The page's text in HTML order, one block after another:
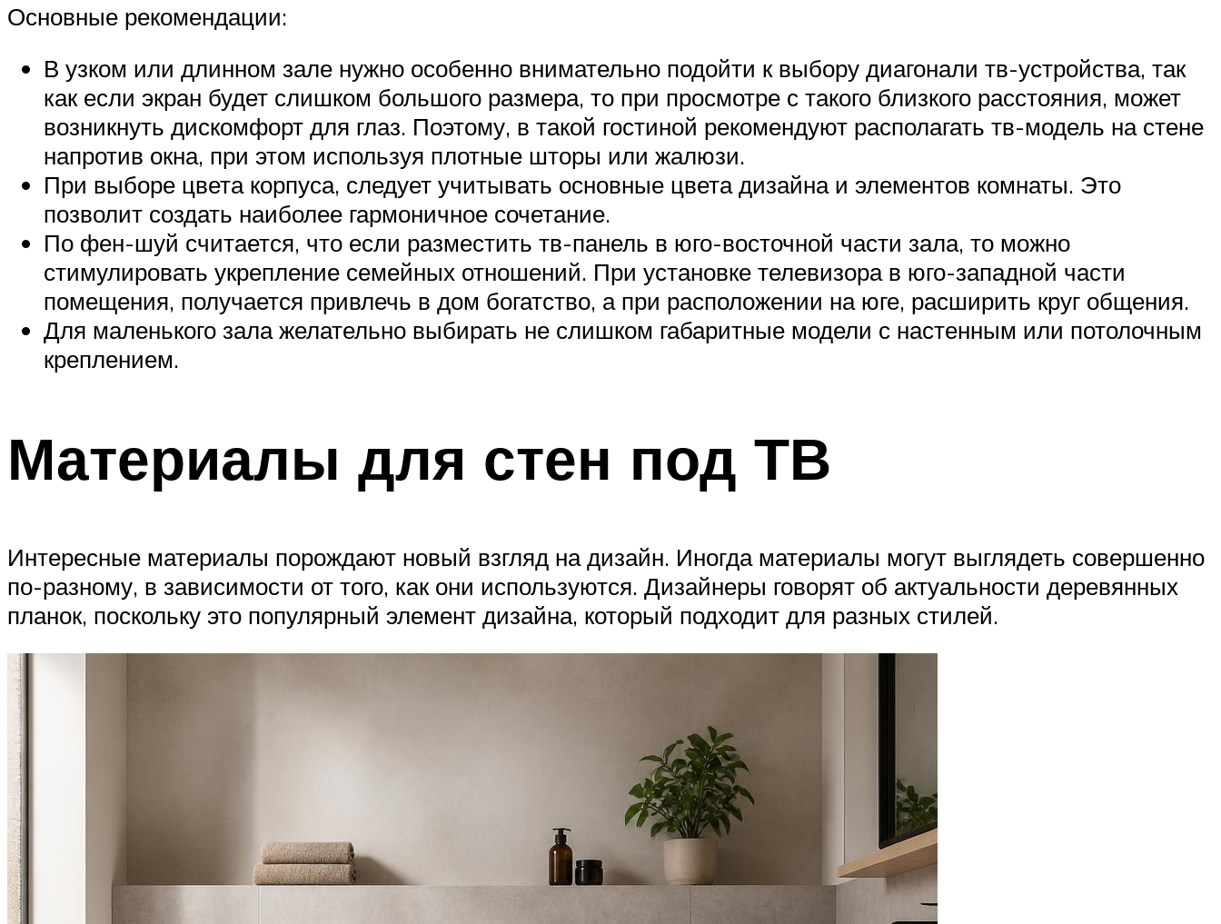
Основные рекомендации:
В узком или длинном зале нужно особенно внимательно подойти к выбору диагонали тв-устройства, так
как если экран будет слишком большого размера, то при просмотре с такого близкого расстояния, может
возникнуть дискомфорт для глаз. Поэтому, в такой гостиной рекомендуют располагать тв-модель на стене
напротив окна, при этом используя плотные шторы или жалюзи.
При выборе цвета корпуса, следует учитывать основные цвета дизайна и элементов комнаты. Это
позволит создать наиболее гармоничное сочетание.
По фен-шуй считается, что если разместить тв-панель в юго-восточной части зала, то можно
стимулировать укрепление семейных отношений. При установке телевизора в юго-западной части
помещения, получается привлечь в дом богатство, а при расположении на юге, расширить круг общения.
Для маленького зала желательно выбирать не слишком габаритные модели с настенным или потолочным
креплением.
Материалы для стен под ТВ
Интересные материалы порождают новый взгляд на дизайн. Иногда материалы могут выглядеть совершенно
по-разному, в зависимости от того, как они используются. Дизайнеры говорят об актуальности деревянных
планок, поскольку это популярный элемент дизайна, который подходит для разных стилей.